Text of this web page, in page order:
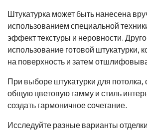
Штукатурка может быть нанесена
использованием специальной
эффект текстуры и неровности.
использование готовой штукатурки,
на поверхность и затем
При выборе штукатурки для потолка,
общую цветовую гамму и стиль
создать гармоничное сочетание.
Исследуйте разные варианты